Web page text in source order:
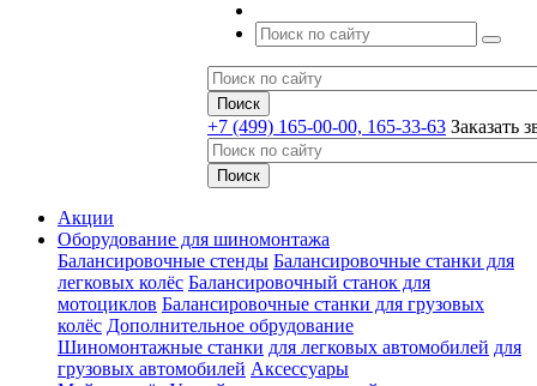
+7 (499) 165-00-00, 165-33-63 Заказать
Акции
Оборудование для шиномонтажа
Балансировочные стенды Балансировочные станки для
легковых колёс Балансировочный станок для
мотоциклов Балансировочные станки для грузовых
колёс Дополнительное обрудование
Шиномонтажные станки для легковых автомобилей для
грузовых автомобилей Аксессуары